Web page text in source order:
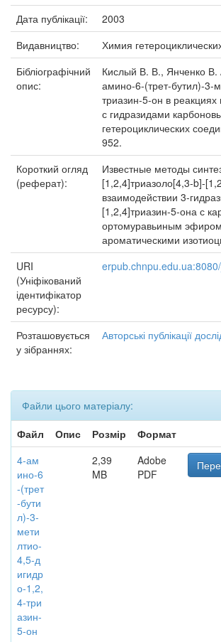
Дата публікації:
2003
Видавництво:
Химия
Бібліографічний
опис:
Кислый В. В., Янченко
амино-6-(трет-бутил)-3-
триазин-5-он в
с гидразидами
гетероциклических
952.
Короткий огляд
(реферат):
Известные методы
[1,2,4]триазоло[4,3-b]-
взаимодействии 3-
[1,2,4]триазин-5-она с
ортомуравьиным
ароматическими
URI
(Уніфікований
ідентифікатор
ресурсу):
Розташовується
у зібраннях:
Авторські публікації
Файли цього матеріалу:
Файл
Опис Розмір
Формат
4-ам
ино-6
-(трет
-бути
л)-3-
мети
лтио-
4,5-д
игидр
о-1,2,
4-три
азин-
5-он
2,39
MB
Adobe
PDF